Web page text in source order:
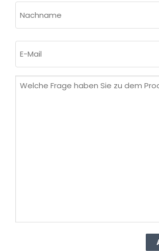
Vorname
Mail
Welche